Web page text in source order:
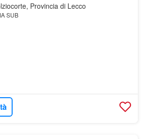
Provincia di Lecco
SUB